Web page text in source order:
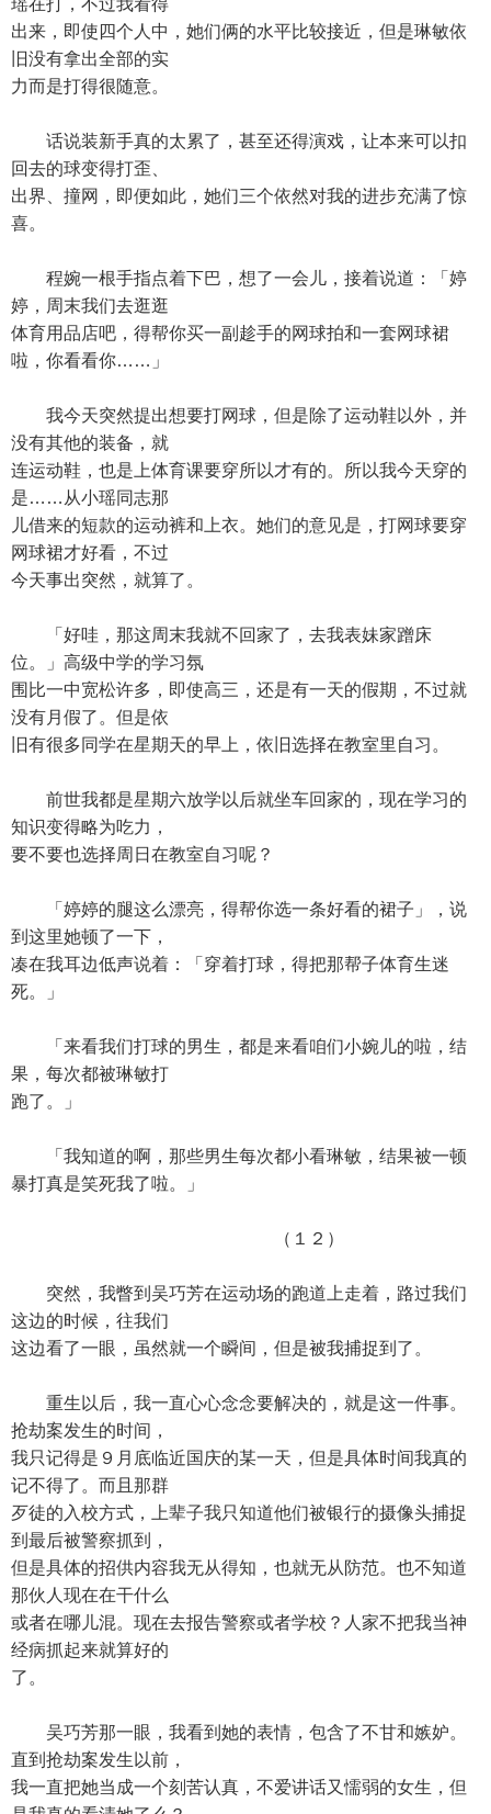
瑶在打，不过我看得
出来，即使四个人中，她们俩的水平比较接近，但是琳敏依
旧没有拿出全部的实
力而是打得很随意。
话说装新手真的太累了，甚至还得演戏，让本来可以扣
回去的球变得打歪、
出界、撞网，即便如此，她们三个依然对我的进步充满了惊
喜。
程婉一根手指点着下巴，想了一会儿，接着说道：「婷
婷，周末我们去逛逛
体育用品店吧，得帮你买一副趁手的网球拍和一套网球裙
啦，你看看你……」
我今天突然提出想要打网球，但是除了运动鞋以外，并
没有其他的装备，就
连运动鞋，也是上体育课要穿所以才有的。所以我今天穿的
是……从小瑶同志那
儿借来的短款的运动裤和上衣。她们的意见是，打网球要穿
网球裙才好看，不过
今天事出突然，就算了。
「好哇，那这周末我就不回家了，去我表妹家蹭床
位。」高级中学的学习氛
围比一中宽松许多，即使高三，还是有一天的假期，不过就
没有月假了。但是依
旧有很多同学在星期天的早上，依旧选择在教室里自习。
前世我都是星期六放学以后就坐车回家的，现在学习的
知识变得略为吃力，
要不要也选择周日在教室自习呢？
「婷婷的腿这么漂亮，得帮你选一条好看的裙子」，说
到这里她顿了一下，
凑在我耳边低声说着：「穿着打球，得把那帮子体育生迷
死。」
「来看我们打球的男生，都是来看咱们小婉儿的啦，结
果，每次都被琳敏打
跑了。」
「我知道的啊，那些男生每次都小看琳敏，结果被一顿
暴打真是笑死我了啦。」
（１２）
突然，我瞥到吴巧芳在运动场的跑道上走着，路过我们
这边的时候，往我们
这边看了一眼，虽然就一个瞬间，但是被我捕捉到了。
重生以后，我一直心心念念要解决的，就是这一件事。
抢劫案发生的时间，
我只记得是９月底临近国庆的某一天，但是具体时间我真的
记不得了。而且那群
歹徒的入校方式，上辈子我只知道他们被银行的摄像头捕捉
到最后被警察抓到，
但是具体的招供内容我无从得知，也就无从防范。也不知道
那伙人现在在干什么
或者在哪儿混。现在去报告警察或者学校？人家不把我当神
经病抓起来就算好的
了。
吴巧芳那一眼，我看到她的表情，包含了不甘和嫉妒。
直到抢劫案发生以前，
我一直把她当成一个刻苦认真，不爱讲话又懦弱的女生，但